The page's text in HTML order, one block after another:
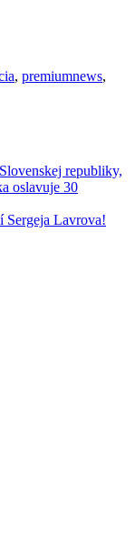
, premiumnews,
republiky,
oslavuje 30
Sergeja Lavrova!